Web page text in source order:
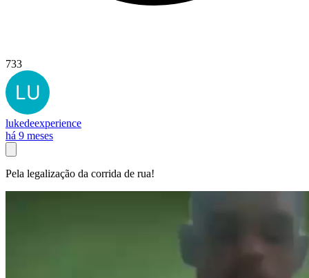
733
lukedeexperience
há 9 meses
Pela legalização da corrida de rua!